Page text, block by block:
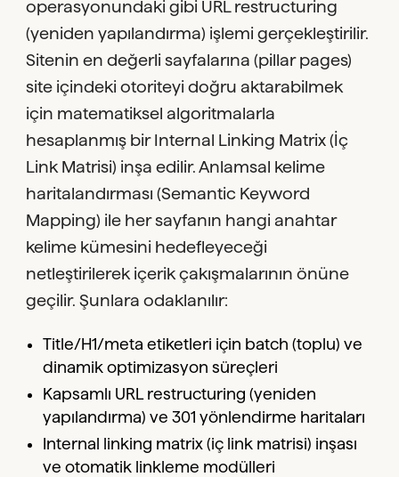
operasyonundaki gibi URL restructuring
(yeniden yapılandırma) işlemi gerçekleştirilir.
Sitenin en değerli sayfalarına (pillar pages)
site içindeki otoriteyi doğru aktarabilmek
için matematiksel algoritmalarla
hesaplanmış bir Internal Linking Matrix (İç
Link Matrisi) inşa edilir. Anlamsal kelime
haritalandırması (Semantic Keyword
Mapping) ile her sayfanın hangi anahtar
kelime kümesini hedefleyeceği
netleştirilerek içerik çakışmalarının önüne
geçilir. Şunlara odaklanılır:
Title/H1/meta etiketleri için batch (toplu) ve
dinamik optimizasyon süreçleri
Kapsamlı URL restructuring (yeniden
yapılandırma) ve 301 yönlendirme haritaları
Internal linking matrix (iç link matrisi) inşası
ve otomatik linkleme modülleri